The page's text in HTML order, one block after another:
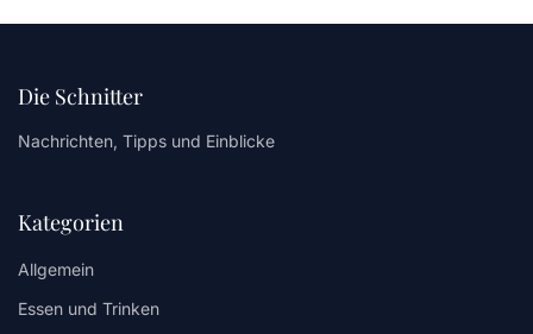
Die Schnitter
Nachrichten, Tipps und Einblicke
Kategorien
Allgemein
Essen und Trinken